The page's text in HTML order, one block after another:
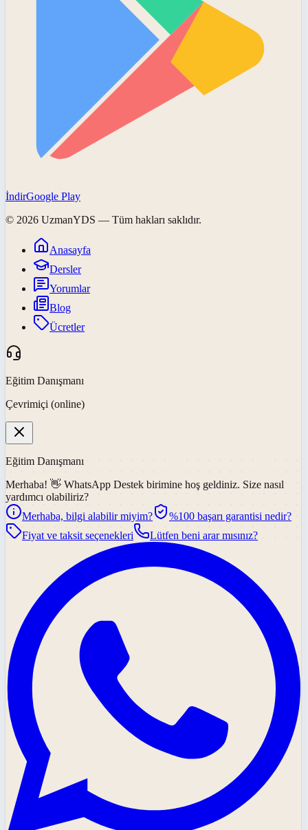
İndirGoogle Play
© 2026 UzmanYDS — Tüm hakları saklıdır.
Anasayfa
Dersler
Yorumlar
Blog
Ücretler
Eğitim Danışmanı
Çevrimiçi (online)
Eğitim Danışmanı
Merhaba! 👋 WhatsApp Destek birimine hoş geldiniz. Size nasıl
yardımcı olabiliriz?
Merhaba, bilgi alabilir miyim?
%100 başarı garantisi nedir?
Fiyat ve taksit seçenekleri
Lütfen beni arar mısınız?